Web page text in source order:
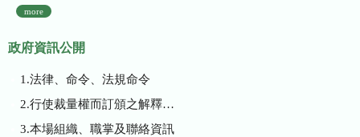
more
政府資訊公開
1.法律、命令、法規命令
2.行使裁量權而訂頒之解釋性規定及裁量基準
3.本場組織、職掌及聯絡資訊